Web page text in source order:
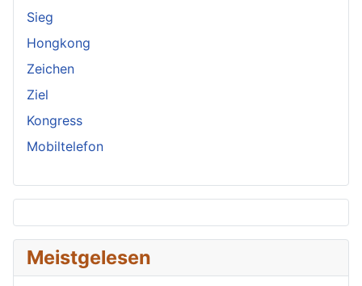
Sieg
Hongkong
Zeichen
Ziel
Kongress
Mobiltelefon
Meistgelesen